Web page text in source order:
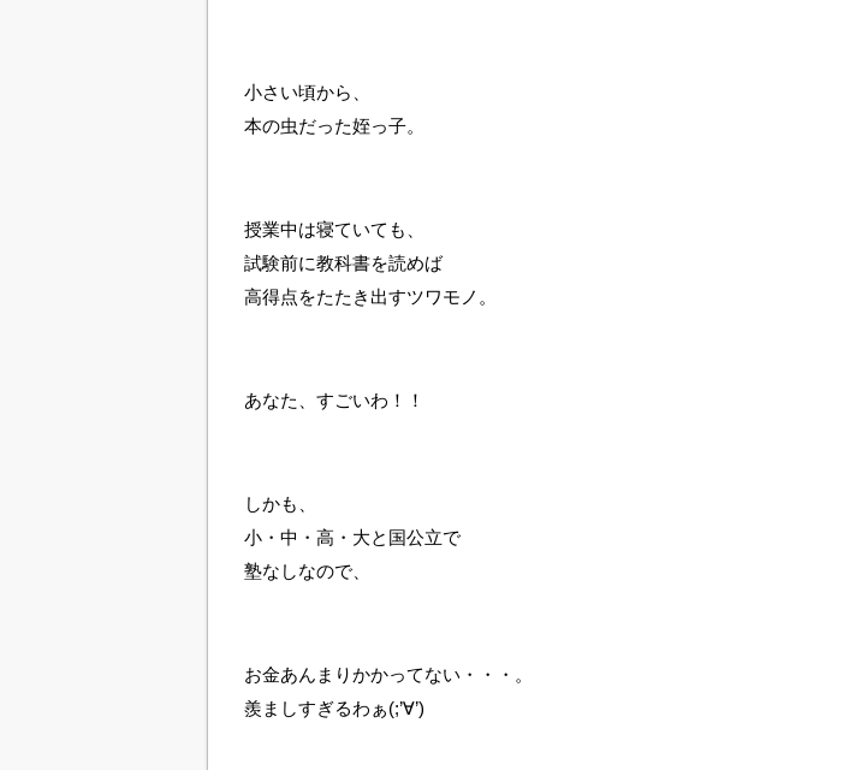
小さい頃から、
本の虫だった姪っ子。
授業中は寝ていても、
試験前に教科書を読めば
高得点をたたき出すツワモノ。
あなた、すごいわ！！
しかも、
小・中・高・大と国公立で
塾なしなので、
お金あんまりかかってない・・・。
羨ましすぎるわぁ(;’∀’)